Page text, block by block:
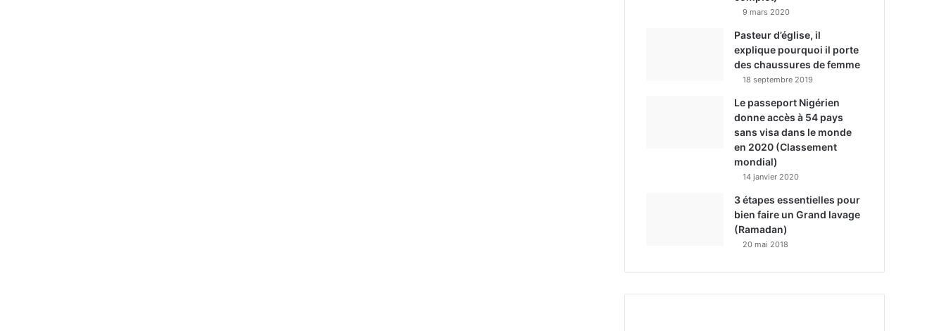
9 mars 2020
Pasteur d’église, il
explique pourquoi il porte
des chaussures de femme
18 septembre 2019
Le passeport Nigérien
donne accès à 54 pays
sans visa dans le monde
en 2020 (Classement
mondial)
14 janvier 2020
3 étapes essentielles pour
bien faire un Grand lavage
(Ramadan)
20 mai 2018